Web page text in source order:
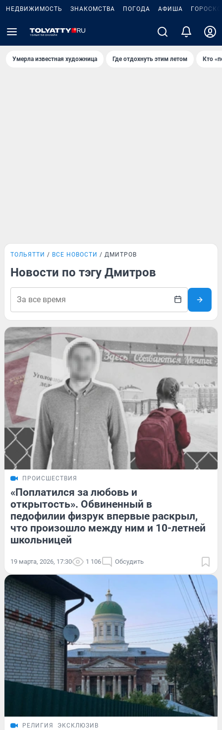
НЕДВИЖИМОСТЬ ЗНАКОМСТВА ПОГОДА АФИША
Умерла известная художница Где отдохнуть этим летом Кто
ТОЛЬЯТТИ ВСЕ НОВОСТИ ДМИТРОВ
Новости по тэгу Дмитров
ПРОИСШЕСТВИЯ
«Поплатился за любовь и
открытость». Обвиненный в
педофилии физрук впервые раскрыл,
что произошло между ним и 10-летней
школьницей
19 марта, 2026, 17:30 1 106 Обсудить
РЕЛИГИЯ ЭКСКЛЮЗИВ